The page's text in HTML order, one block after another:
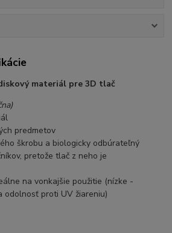
materiál pre 3D tlač
predmetov
škrobu a biologicky odbúrateľný
pretože tlač z neho je
na vonkajšie použitie (nízke -
proti UV žiareniu)